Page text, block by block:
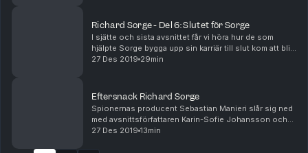
Richard Sorge - Del 6: Slutet för Sorge
I sjätte och sista avsnittet får vi höra hur de som
hjälpte Sorge bygga upp sin karriär till slut kom att bli
de som orsakade hans fall. Och vi får höra hur
27 Des 2019 29min
Eftersnack Richard Sorge
Spionernas producent Sebastian Manieri slår sig ned
med avsnittsförfattaren Karin-Sofie Johansson och
diskuterar de avslutande tre delarna i den hisnande
27 Des 2019 13min